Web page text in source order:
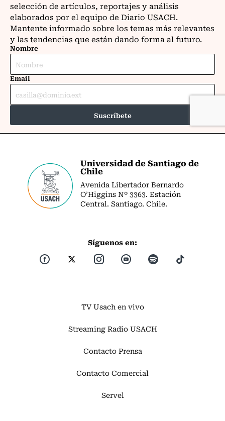
Universidad de Santiago de
Chile
Avenida Libertador Bernardo
O’Higgins Nº 3363. Estación
Central. Santiago. Chile.
Síguenos en:
TV Usach en vivo
Streaming Radio USACH
Contacto Prensa
Contacto Comercial
Servel